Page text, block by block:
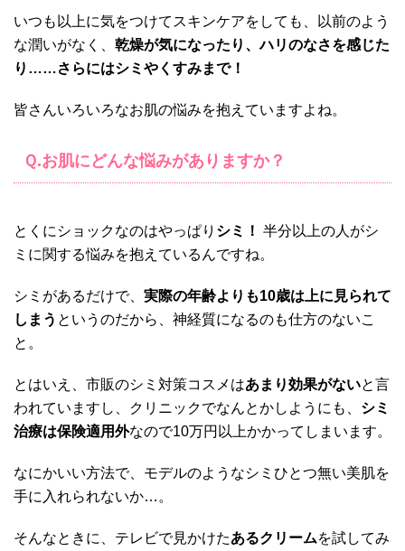
いつも以上に気をつけてスキンケアをしても、以前のよう
な潤いがなく、 乾燥が気になったり、ハリのなさを感じた
り……さらにはシミやくすみまで！
皆さんいろいろなお肌の悩みを抱えていますよね。
Ｑ.お肌にどんな悩みがありますか？
とくにショックなのはやっぱり シミ！ 半分以上の人がシ
ミに関する悩みを抱えているんですね。
シミがあるだけで、 実際の年齢よりも10歳は上に見られて
しまう というのだから、神経質になるのも仕方のないこ
と。
とはいえ、市販のシミ対策コスメはあまり効果がないと言
われていますし、クリニックでなんとかしようにも、 シミ
治療は保険適用外なので10万円以上かかってしまいます。
なにかいい方法で、モデルのようなシミひとつ無い美肌を
手に入れられないか…。
そんなときに、テレビで見かけたあるクリームを試してみ